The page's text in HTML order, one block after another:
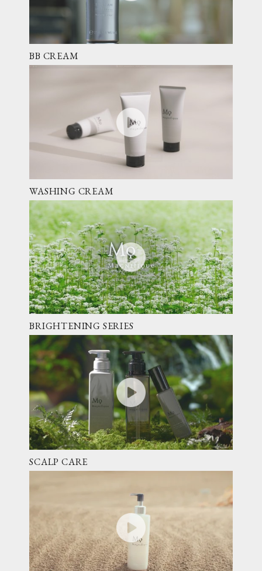
BB CREAM
WASHING CREAM
BRIGHTENING SERIES
SCALP CARE